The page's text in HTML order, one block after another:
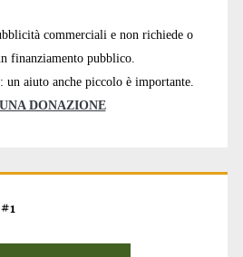
commerciali e non richiede o
finanziamento pubblico.
: un aiuto anche piccolo è importante.
DONAZIONE